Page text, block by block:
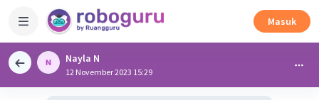
Masuk
Nayla N
12 November 2023 15:29